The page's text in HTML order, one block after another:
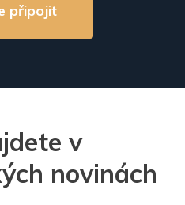
připojit
v
novinách